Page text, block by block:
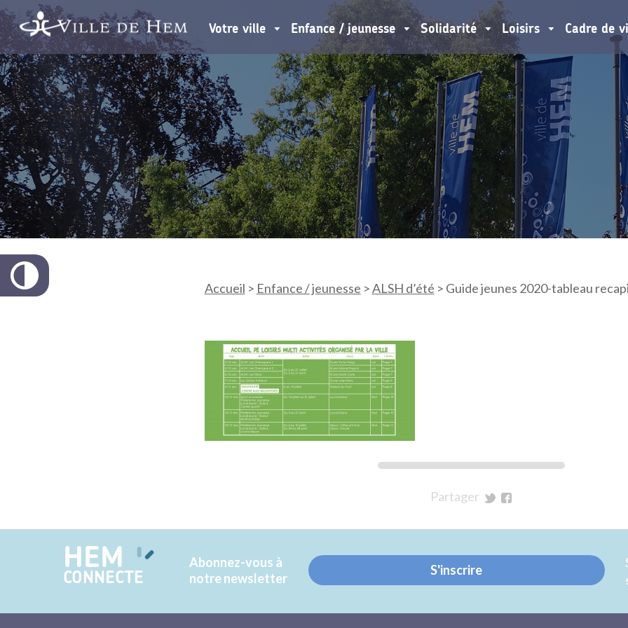
Votre ville Enfance / jeunesse Solidarité Loisirs Cadre de
Accueil > Enfance / jeunesse >ALSH d’été > Guide jeunes 2020-tableau
Partager
Twitter
Facebook
HEM
CONNECTE
Abonnez-vous à
notre newsletter
S'inscrire